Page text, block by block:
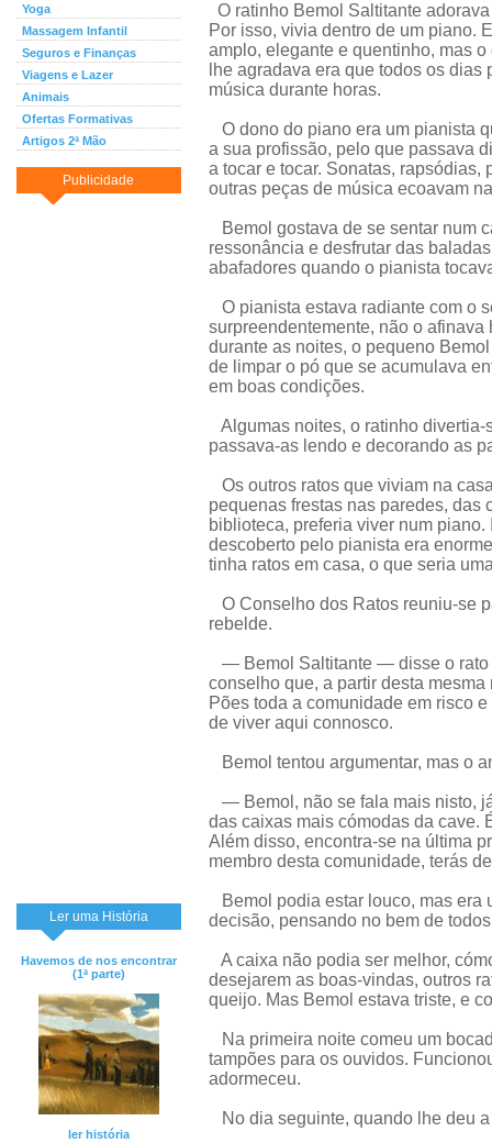
Yoga
Massagem Infantil
Seguros e Finanças
Viagens e Lazer
Animais
Ofertas Formativas
Artigos 2ª Mão
Publicidade
Ler uma História
Havemos de nos encontrar
(1ª parte)
ler história
O ratinho Bemol Saltitante
Por isso, vivia dentro de um piano.
amplo, elegante e quentinho, mas o
lhe agradava era que todos os dias
música durante horas.
O dono do piano era um pianista
a sua profissão, pelo que passava
a tocar e tocar. Sonatas, rapsódias,
outras peças de música ecoavam
Bemol gostava de se sentar num
ressonância e desfrutar das
abafadores quando o pianista
O pianista estava radiante com o
surpreendentemente, não o
durante as noites, o pequeno
de limpar o pó que se acumulava
em boas condições.
Algumas noites, o ratinho divertia-
passava-as lendo e decorando as
Os outros ratos que viviam na
pequenas frestas nas paredes, das
biblioteca, preferia viver num
descoberto pelo pianista era
tinha ratos em casa, o que seria
O Conselho dos Ratos reuniu-se
rebelde.
— Bemol Saltitante — disse o rato
conselho que, a partir desta
Pões toda a comunidade em risco
de viver aqui connosco.
Bemol tentou argumentar, mas o
— Bemol, não se fala mais nisto,
das caixas mais cómodas da cave.
Além disso, encontra-se na última
membro desta comunidade, terás
Bemol podia estar louco, mas era
decisão, pensando no bem de
A caixa não podia ser melhor,
desejarem as boas-vindas, outros
queijo. Mas Bemol estava triste, e
Na primeira noite comeu um
tampões para os ouvidos.
adormeceu.
No dia seguinte, quando lhe deu